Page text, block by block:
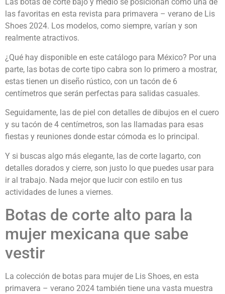
Las botas de corte bajo y medio se posicionan como una de
las favoritas en esta revista para primavera – verano de Lis
Shoes 2024. Los modelos, como siempre, varían y son
realmente atractivos.
¿Qué hay disponible en este catálogo para México? Por una
parte, las botas de corte tipo cabra son lo primero a mostrar,
estas tienen un diseño rústico, con un tacón de 6
centímetros que serán perfectas para salidas casuales.
Seguidamente, las de piel con detalles de dibujos en el cuero
y su tacón de 4 centímetros, son las llamadas para esas
fiestas y reuniones donde estar cómoda es lo principal.
Y si buscas algo más elegante, las de corte lagarto, con
detalles dorados y cierre, son justo lo que puedes usar para
ir al trabajo. Nada mejor que lucir con estilo en tus
actividades de lunes a viernes.
Botas de corte alto para la
mujer mexicana que sabe
vestir
La colección de botas para mujer de Lis Shoes, en esta
primavera – verano 2024 también tiene una vasta muestra